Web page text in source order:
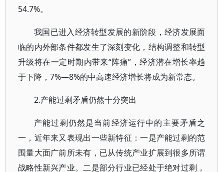
54.7%。
我国已进入经济转型发展的新阶段，经济发展面
临的内外部条件都发生了深刻变化，结构调整和转型
升级将在一定时期内带来“阵痛”，经济潜在增长率趋
于下降，7%—8%的中高速经济增长将成为新常态。
2.产能过剩矛盾仍然十分突出
产能过剩仍然是当前经济运行中的主要矛盾之
一，近年来又表现出一些新特征：一是产能过剩的范
围量大面广前所未有，已从传统产业扩展到很多所谓
战略性新兴产业。二是部分行业已经处于绝对过剩，